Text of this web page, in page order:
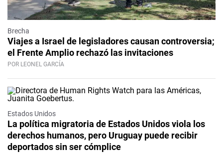
Brecha
Viajes a Israel de legisladores causan controversia;
el Frente Amplio rechazó las invitaciones
POR LEONEL GARCÍA
Estados Unidos
La política migratoria de Estados Unidos viola los
derechos humanos, pero Uruguay puede recibir
deportados sin ser cómplice